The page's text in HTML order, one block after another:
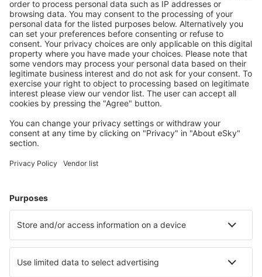
Economiseşte mai mult
Prețuri atractive și oferte speciale pentru utilizatorii
conectați.
Cazarea preferată
Alege din peste 1,3 mil. de opţiuni: hoteluri, cabane,
apartamente și altele.
Cele mai căutate hoteluri de către utilizatorii eSky
Hoteluri în Germania - Orașe populare
Hoteluri în Gromitz
Hoteluri în Westerland Hoteluri în Bonn
Hoteluri în Borgerende-Rethwisch